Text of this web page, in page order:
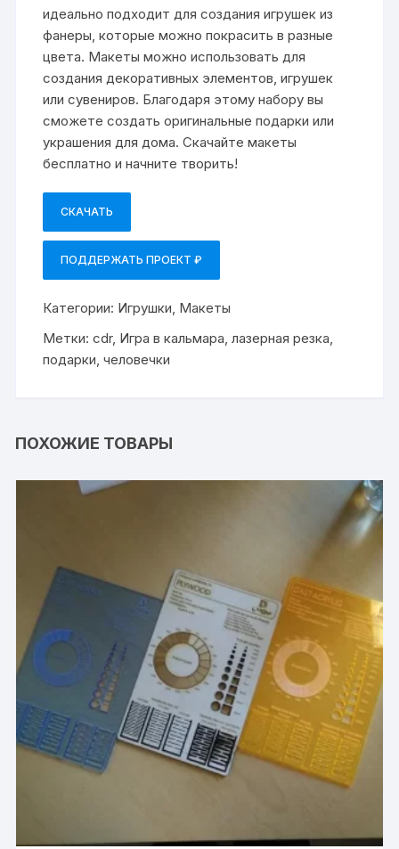
идеально подходит для создания игрушек из
фанеры, которые можно покрасить в разные
цвета. Макеты можно использовать для
создания декоративных элементов, игрушек
или сувениров. Благодаря этому набору вы
сможете создать оригинальные подарки или
украшения для дома. Скачайте макеты
бесплатно и начните творить!
СКАЧАТЬ
ПОДДЕРЖАТЬ ПРОЕКТ ₽
Категории: Игрушки Макеты
Метки:cdr, Игра в кальмара ,лазерная резка
подарки ,человечки
ПОХОЖИЕ ТОВАРЫ